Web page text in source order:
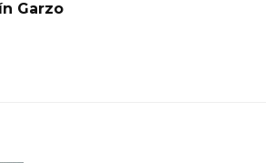
Garzo